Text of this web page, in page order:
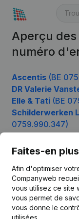
Aperçu
numéro
Ascentis (BE
DR Valerie
Elle & Tati (BE
Schilderwerken
0759.990.347)
Faites-en
Afin d'optimiser
Companyweb
vous utilisez ce site
vous permet de
vous donne le
utilisées.
Français